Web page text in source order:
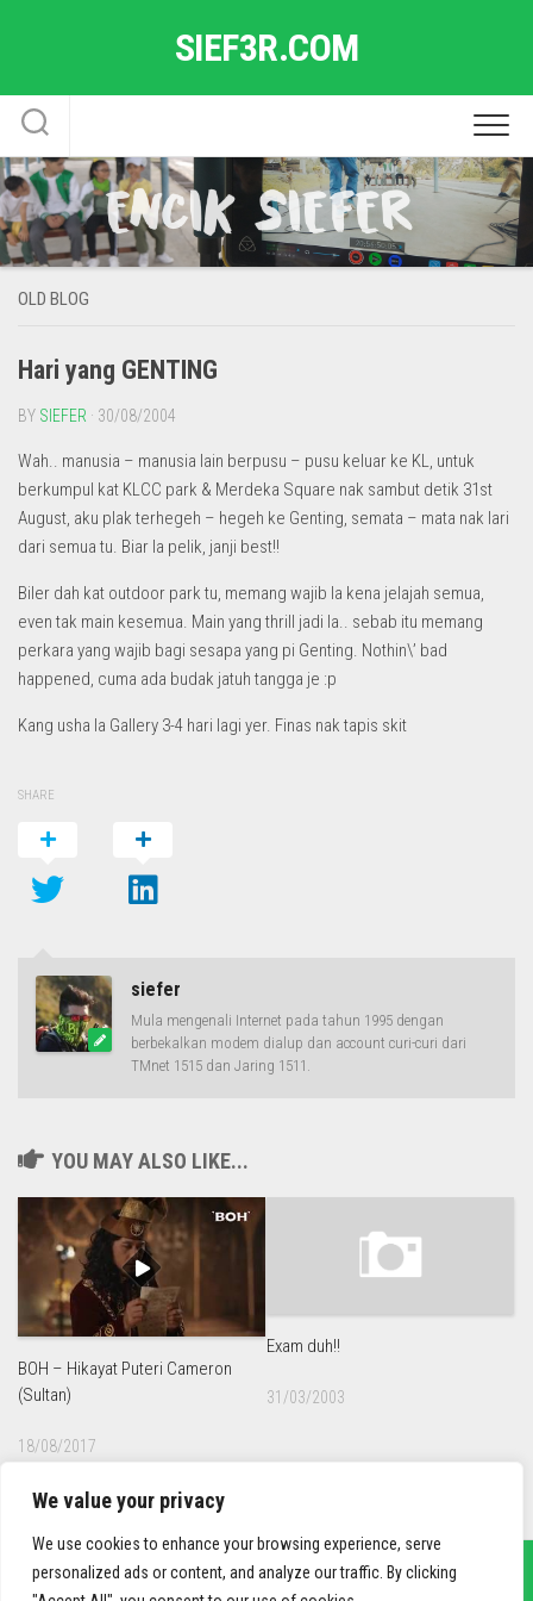
We value your privacy
We use cookies to enhance your browsing experience, serve
personalized ads or content, and analyze our traffic. By clicking
SIEF3R.COM
OLD BLOG
Hari yang GENTING
BY SIEFER · 30/08/2004
Wah.. manusia – manusia lain berpusu – pusu keluar ke KL, untuk
berkumpul kat KLCC park & Merdeka Square nak sambut detik 31st
August, aku plak terhegeh – hegeh ke Genting, semata – mata nak lari
dari semua tu. Biar la pelik, janji best!!
Biler dah kat outdoor park tu, memang wajib la kena jelajah semua,
even tak main kesemua. Main yang thrill jadi la.. sebab itu memang
perkara yang wajib bagi sesapa yang pi Genting. Nothin\’ bad
happened, cuma ada budak jatuh tangga je :p
Kang usha la Gallery 3-4 hari lagi yer. Finas nak tapis skit
SHARE
siefer
Mula mengenali Internet pada tahun 1995 dengan
berbekalkan modem dialup dan account curi-curi dari
TMnet 1515 dan Jaring 1511.
YOU MAY ALSO LIKE...
BOH – Hikayat Puteri Cameron
(Sultan)
18/08/2017
Exam duh!!
31/03/2003